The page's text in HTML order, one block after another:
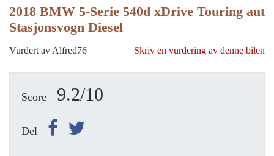
2018 BMW 5-Serie 540d xDrive Touring aut
Stasjonsvogn Diesel
Vurdert av Alfred76 Skriv en vurdering av denne bilen
Score 9.2/10
Del